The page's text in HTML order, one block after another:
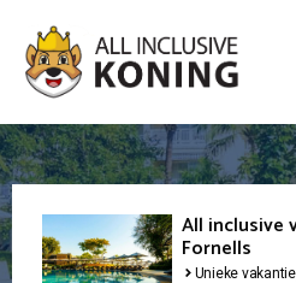
naar
inhoud
All inclusive
Fornells
Unieke